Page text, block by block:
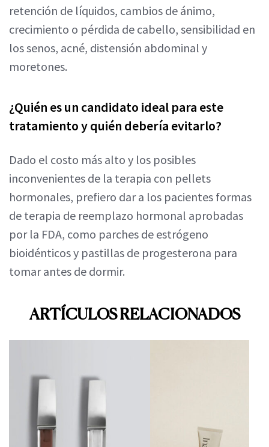
retención de líquidos, cambios de ánimo,
crecimiento o pérdida de cabello, sensibilidad en
los senos, acné, distensión abdominal y
moretones.
¿Quién es un candidato ideal para este
tratamiento y quién debería evitarlo?
Dado el costo más alto y los posibles
inconvenientes de la terapia con pellets
hormonales, prefiero dar a los pacientes formas
de terapia de reemplazo hormonal aprobadas
por la FDA, como parches de estrógeno
bioidénticos y pastillas de progesterona para
tomar antes de dormir.
ARTÍCULOS RELACIONADOS